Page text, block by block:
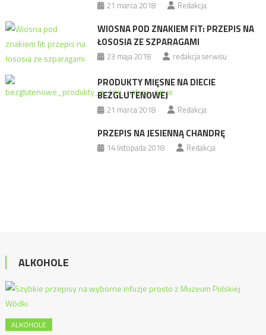
21 marca 2018 Redakcja
WIOSNA POD ZNAKIEM FIT: PRZEPIS NA
ŁOSOSIA ZE SZPARAGAMI
23 maja 2018 redakcja serwisu
PRODUKTY MIĘSNE NA DIECIE
BEZGLUTENOWEJ
21 marca 2018 Redakcja
PRZEPIS NA JESIENNĄ CHANDRĘ
14 listopada 2018 Redakcja
ALKOHOLE
ALKOHOLE